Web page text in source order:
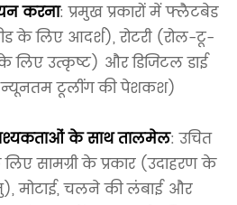
करना: प्रमुख प्रकारों में फ्लैटबेड
के लिए आदर्श), रोटरी (रोल-टू-
के लिए उत्कृष्ट) और डिजिटल डाई
टूलींग की पेशकश)
के साथ तालमेल: उचित
सामग्री के प्रकार (उदाहरण के
मोटाई, चलने की लंबाई और